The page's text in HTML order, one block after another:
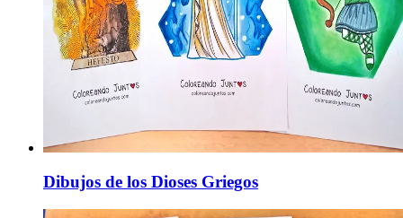
Dibujos de los Dioses Griegos